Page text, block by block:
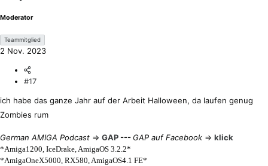
Moderator
Teammitglied
2 Nov. 2023
#17
ich habe das ganze Jahr auf der Arbeit Halloween, da laufen genug
Zombies rum
German AMIGA Podcast => GAP--- GAP auf Facebook => klick
*Amiga1200, IceDrake, AmigaOS 3.2.2*
*AmigaOneX5000, RX580, AmigaOS4.1 FE*